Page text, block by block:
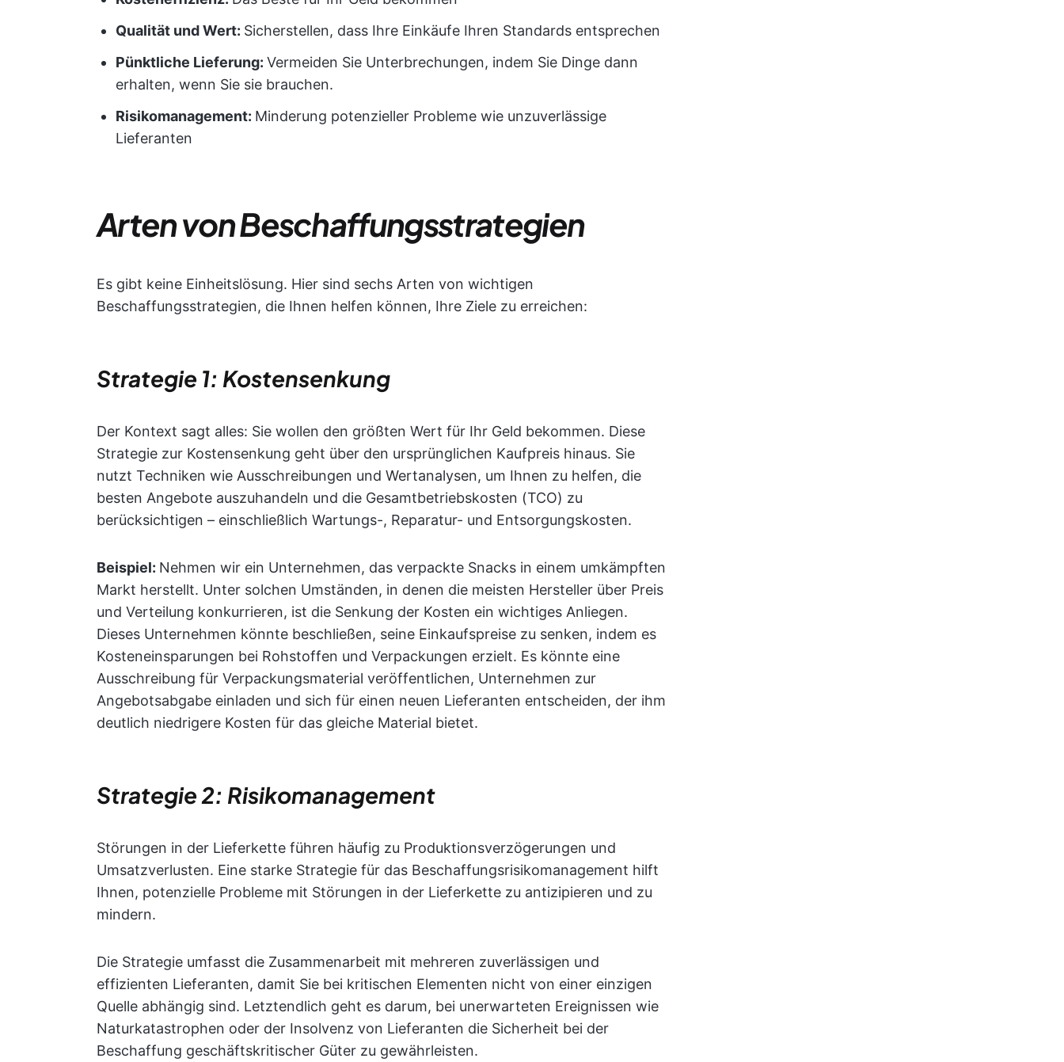
Qualität und Wert: Sicherstellen, dass Ihre Einkäufe Ihren Standards entsprechen
Pünktliche Lieferung: Vermeiden Sie Unterbrechungen, indem Sie Dinge dann
erhalten, wenn Sie sie brauchen.
Risikomanagement: Minderung potenzieller Probleme wie unzuverlässige
Lieferanten
Arten von Beschaffungsstrategien
Es gibt keine Einheitslösung. Hier sind sechs Arten von wichtigen
Beschaffungsstrategien, die Ihnen helfen können, Ihre Ziele zu erreichen:
Strategie 1: Kostensenkung
Der Kontext sagt alles: Sie wollen den größten Wert für Ihr Geld bekommen. Diese
Strategie zur Kostensenkung geht über den ursprünglichen Kaufpreis hinaus. Sie
nutzt Techniken wie Ausschreibungen und Wertanalysen, um Ihnen zu helfen, die
besten Angebote auszuhandeln und die Gesamtbetriebskosten (TCO) zu
berücksichtigen – einschließlich Wartungs-, Reparatur- und Entsorgungskosten.
Beispiel: Nehmen wir ein Unternehmen, das verpackte Snacks in einem umkämpften
Markt herstellt. Unter solchen Umständen, in denen die meisten Hersteller über Preis
und Verteilung konkurrieren, ist die Senkung der Kosten ein wichtiges Anliegen.
Dieses Unternehmen könnte beschließen, seine Einkaufspreise zu senken, indem es
Kosteneinsparungen bei Rohstoffen und Verpackungen erzielt. Es könnte eine
Ausschreibung für Verpackungsmaterial veröffentlichen, Unternehmen zur
Angebotsabgabe einladen und sich für einen neuen Lieferanten entscheiden, der ihm
deutlich niedrigere Kosten für das gleiche Material bietet.
Strategie 2: Risikomanagement
Störungen in der Lieferkette führen häufig zu Produktionsverzögerungen und
Umsatzverlusten. Eine starke Strategie für das Beschaffungsrisikomanagement hilft
Ihnen, potenzielle Probleme mit Störungen in der Lieferkette zu antizipieren und zu
mindern.
Die Strategie umfasst die Zusammenarbeit mit mehreren zuverlässigen und
effizienten Lieferanten, damit Sie bei kritischen Elementen nicht von einer einzigen
Quelle abhängig sind. Letztendlich geht es darum, bei unerwarteten Ereignissen wie
Naturkatastrophen oder der Insolvenz von Lieferanten die Sicherheit bei der
Beschaffung geschäftskritischer Güter zu gewährleisten.